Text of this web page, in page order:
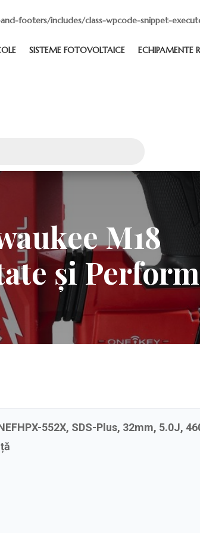
footers/includes/class-wpcode-snippet-
SISTEME FOTOVOLTAICE ECHIPAMENTE
M18
și
552X, SDS-Plus, 32mm, 5.0J,